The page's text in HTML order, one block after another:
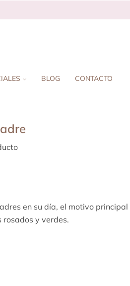
BLOG CONTACTO
en su día, el motivo principal
rosados y verdes.